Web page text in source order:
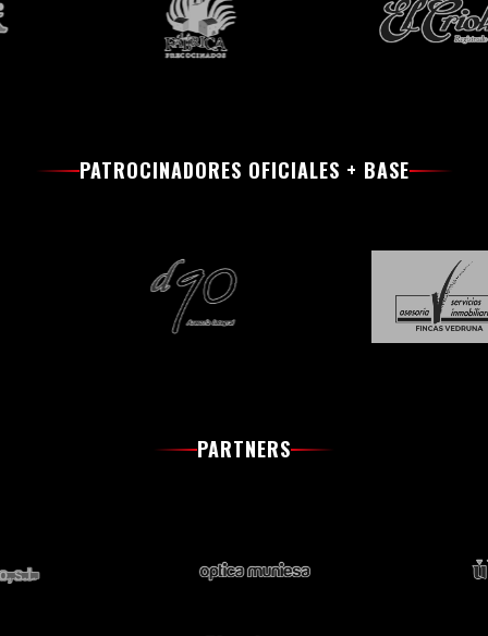
PATROCINADORES OFICIALES + BASE
PARTNERS